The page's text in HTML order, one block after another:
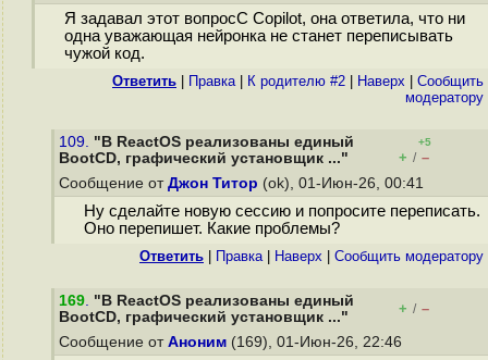
Я задавал этот вопросC Copilot, она ответила, что ни
одна уважающая нейронка не станет переписывать
чужой код.
Ответить Правка| К родителю #2 Наверх
Cообщить
модератору
109. "В ReactOS реализованы единый
BootCD, графический установщик ..."
+5
+ / –
Сообщение от Джон Титор (ok), 01-Июн-26, 00:41
Ну сделайте новую сессию и попросите переписать.
Оно перепишет. Какие проблемы?
Ответить Правка| Наверх Cообщить модератору
169. "В ReactOS реализованы единый
BootCD, графический установщик ..."
+ / –
Сообщение от Аноним (169), 01-Июн-26, 22:46